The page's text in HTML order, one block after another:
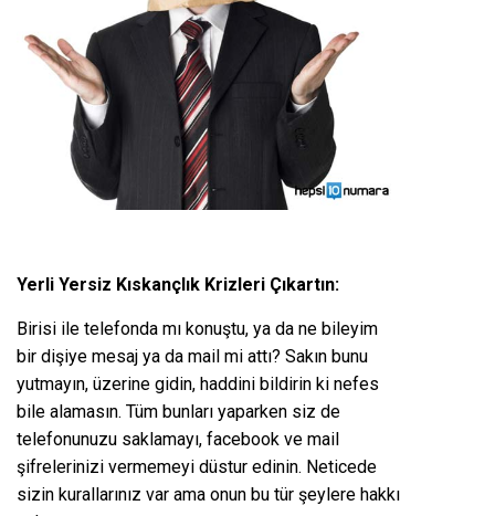
Yerli Yersiz Kıskançlık Krizleri Çıkartın:
Birisi ile telefonda mı konuştu, ya da ne bileyim
bir dişiye mesaj ya da mail mi attı? Sakın bunu
yutmayın, üzerine gidin, haddini bildirin ki nefes
bile alamasın. Tüm bunları yaparken siz de
telefonunuzu saklamayı, facebook ve mail
şifrelerinizi vermemeyi düstur edinin. Neticede
sizin kurallarınız var ama onun bu tür şeylere hakkı